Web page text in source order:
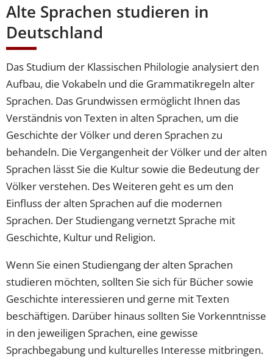
Alte Sprachen studieren in
Deutschland
Das Studium der Klassischen Philologie analysiert den
Aufbau, die Vokabeln und die Grammatikregeln alter
Sprachen. Das Grundwissen ermöglicht Ihnen das
Verständnis von Texten in alten Sprachen, um die
Geschichte der Völker und deren Sprachen zu
behandeln. Die Vergangenheit der Völker und der alten
Sprachen lässt Sie die Kultur sowie die Bedeutung der
Völker verstehen. Des Weiteren geht es um den
Einfluss der alten Sprachen auf die modernen
Sprachen. Der Studiengang vernetzt Sprache mit
Geschichte, Kultur und Religion.
Wenn Sie einen Studiengang der alten Sprachen
studieren möchten, sollten Sie sich für Bücher sowie
Geschichte interessieren und gerne mit Texten
beschäftigen. Darüber hinaus sollten Sie Vorkenntnisse
in den jeweiligen Sprachen, eine gewisse
Sprachbegabung und kulturelles Interesse mitbringen.